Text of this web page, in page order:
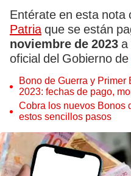
Entérate en esta nota
Patriaque se están
noviembre de 2023 a
oficial del Gobierno de
Bono de Guerra y
2023: fechas de pago,
Cobra los nuevos Bonos
estos sencillos pasos